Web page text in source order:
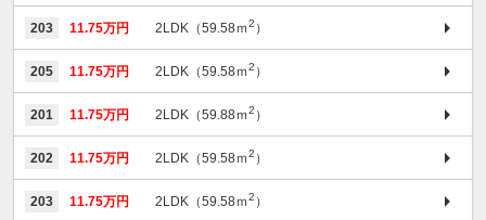
203 11.75万円 2LDK（59.58ｍ2 ）
205 11.75万円 2LDK（59.58ｍ2 ）
201 11.75万円 2LDK（59.88ｍ2 ）
202 11.75万円 2LDK（59.58ｍ2 ）
203 11.75万円 2LDK（59.58ｍ2 ）